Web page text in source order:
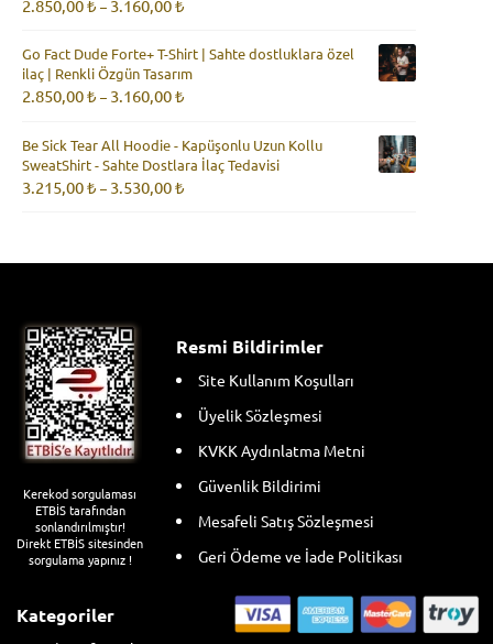
2.850,00₺ – 3.160,00₺
-
3.160,00 ₺
Go Fact Dude Forte+ T-Shirt | Sahte dostluklara özel
ilaç | Renkli Özgün Tasarım
2.850,00₺ – 3.160,00₺
-
3.160,00 ₺
Be Sick Tear All Hoodie - Kapüşonlu Uzun Kollu
SweatShirt - Sahte Dostlara İlaç Tedavisi
3.215,00₺ – 3.530,00₺
Kerekod sorgulaması
ETBİS tarafından
sonlandırılmıştır!
Direkt ETBİS sitesinden
sorgulama yapınız !
Resmi Bildirimler
Site Kullanım Koşulları
Üyelik Sözleşmesi
KVKK Aydınlatma Metni
Güvenlik Bildirimi
Mesafeli Satış Sözleşmesi
Geri Ödeme ve İade Politikası
Kategoriler